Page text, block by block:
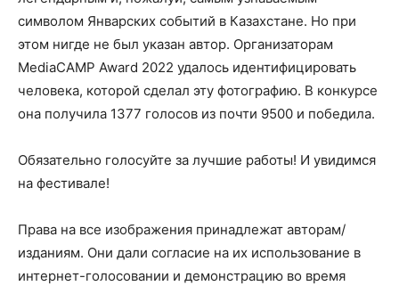
символом Январских событий в Казахстане. Но при
этом нигде не был указан автор. Организаторам
MediaCAMP Award 2022 удалось идентифицировать
человека, которой сделал эту фотографию. В конкурсе
она получила 1377 голосов из почти 9500 и победила.
Обязательно голосуйте за лучшие работы! И увидимся
на фестивале!
Права на все изображения принадлежат авторам/
изданиям. Они дали согласие на их использование в
интернет-голосовании и демонстрацию во время